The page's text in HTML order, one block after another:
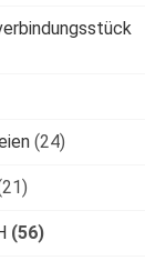
(24)
(56)